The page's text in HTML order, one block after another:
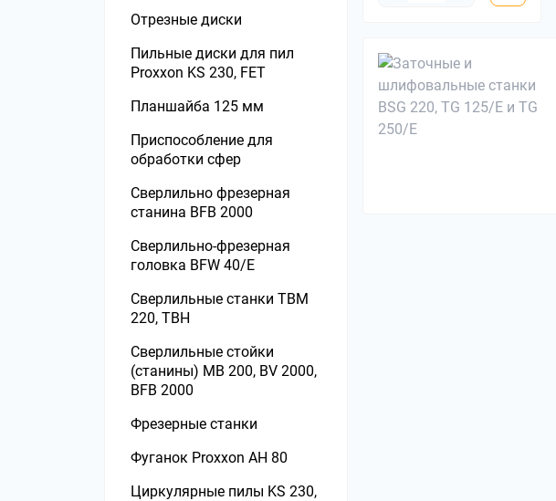
Мерительный инструмент
Ножи к строгальным и
рейсмусовым станкам
Оснастка к токарным
Оснастка к шлифовальным
Пылесосы для сбора стружки
Сверлильные станки
Строгальные станки
Струбцины и зажимы
Токарные патроны
Токарные станки по дереву
Отрезные диски
Пильные диски для пил
Proxxon KS 230, FET
Планшайба 125 мм
Приспособление для
обработки сфер
Сверлильно фрезерная
станина ВFB 2000
Сверлильно-фрезерная
головка BFW 40/E
Сверлильные станки TBM
220, TBH
Сверлильные стойки
(станины) MB 200, BV 2000,
ВFB 2000
Фрезерные станки
Фуганок Proxxon AH 80
Циркулярные пилы KS 230,